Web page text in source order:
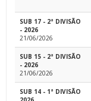
SUB 17 - 2ª DIVISÃO
- 2026
21/06/2026
SUB 15 - 2ª DIVISÃO
- 2026
21/06/2026
SUB 14 - 1ª DIVISÃO